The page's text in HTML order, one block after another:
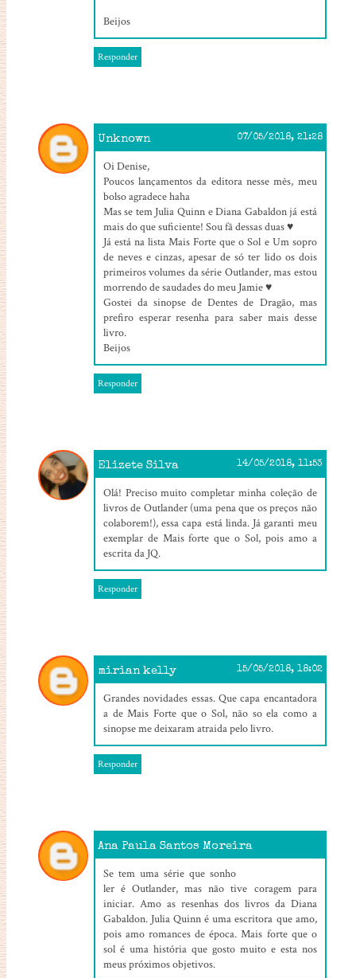
Beijos
Responder
Unknown 07/05/2018, 21:28
Oi Denise,
Poucos lançamentos da editora nesse mês, meu
bolso agradece haha
Mas se tem Julia Quinn e Diana Gabaldon já está
mais do que suficiente! Sou fã dessas duas ♥
Já está na lista Mais Forte que o Sol e Um sopro
de neves e cinzas, apesar de só ter lido os dois
primeiros volumes da série Outlander, mas estou
morrendo de saudades do meu Jamie ♥
Gostei da sinopse de Dentes de Dragão, mas
prefiro esperar resenha para saber mais desse
livro.
Beijos
Responder
Elizete Silva 14/05/2018, 11:53
Olá! Preciso muito completar minha coleção de
livros de Outlander (uma pena que os preços não
colaborem!), essa capa está linda. Já garanti meu
exemplar de Mais forte que o Sol, pois amo a
escrita da JQ.
Responder
mirian kelly 15/05/2018, 18:02
Grandes novidades essas. Que capa encantadora
a de Mais Forte que o Sol, não so ela como a
sinopse me deixaram atraida pelo livro.
Responder
Ana Paula Santos Moreira
Se tem uma série que sonho
ler é Outlander, mas não tive coragem para
iniciar. Amo as resenhas dos livros da Diana
Gabaldon. Julia Quinn é uma escritora que amo,
pois amo romances de época. Mais forte que o
sol é uma história que gosto muito e esta nos
meus próximos objetivos.